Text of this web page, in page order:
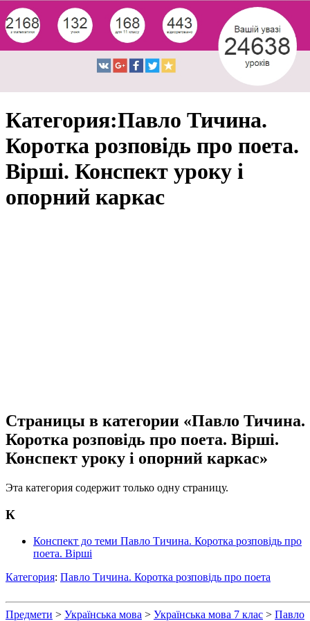
Категория:Павло Тичина.
Коротка розповідь про поета.
Вірші. Конспект уроку і
опорний каркас
Страницы в категории «Павло Тичина.
Коротка розповідь про поета. Вірші.
Конспект уроку і опорний каркас»
Эта категория содержит только одну страницу.
К
Конспект до теми Павло Тичина. Коротка розповідь про
поета. Вірші
Категория: Павло Тичина. Коротка розповідь про поета
Предмети > Українська мова > Українська мова 7 клас > Павло